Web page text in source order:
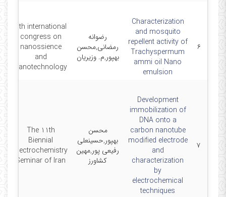
۶
Characterization
and mosquito
repellent activity of
Trachyspermum
ammi oil Nano
emulsion
رضوانه
رمضانی,محسن
بهپور,م. وزیریان
6th international
congress on
nanossience
and
nanotechnology
۷
Development
immobilization of
DNA onto a
carbon nanotube
modified electrode
and
characterization
by
electrochemical
techniques
محسن
بهپور,حسینعلی
رفیعی پور,مهین
کشاورز
The 11th
Biennial
Electrochemistry
Seminar of Iran